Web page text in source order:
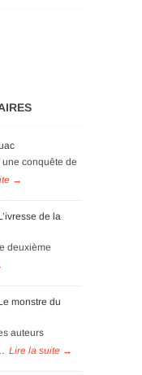
une conquête de
de la
deuxième
monstre du
auteurs